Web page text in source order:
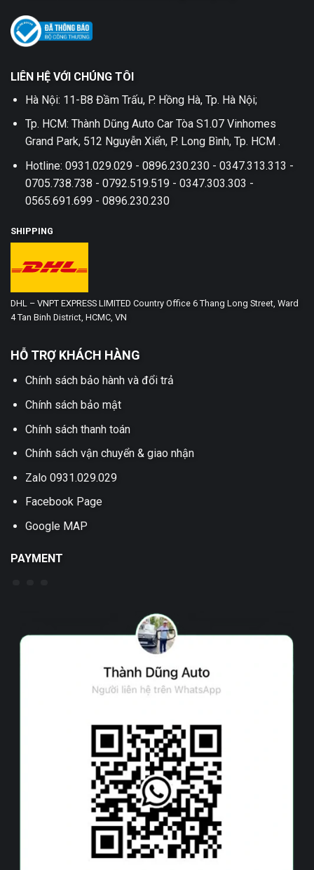
LIÊN HỆ VỚI CHÚNG TÔI
Hà Nội: 11-B8 Đầm Trấu, P. Hồng Hà, Tp. Hà Nội;
Tp. HCM: Thành Dũng Auto Car Tòa S1.07 Vinhomes
Grand Park, 512 Nguyễn Xiển, P. Long Bình, Tp. HCM .
Hotline: 0931.029.029 - 0896.230.230 - 0347.313.313 -
0705.738.738 - 0792.519.519 - 0347.303.303 -
0565.691.699 - 0896.230.230
SHIPPING
DHL – VNPT EXPRESS LIMITED Country Office 6 Thang Long Street, Ward
4 Tan Binh District, HCMC, VN
HỖ TRỢ KHÁCH HÀNG
Chính sách bảo hành và đổi trả
Chính sách bảo mật
Chính sách thanh toán
Chính sách vận chuyển & giao nhận
Zalo 0931.029.029
Facebook Page
Google MAP
PAYMENT